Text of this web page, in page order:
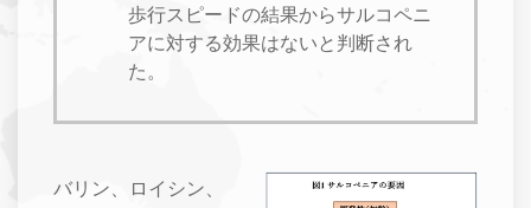
歩行スピードの結果からサルコペニ
アに対する効果はないと判断され
た。
バリン、ロイシン、